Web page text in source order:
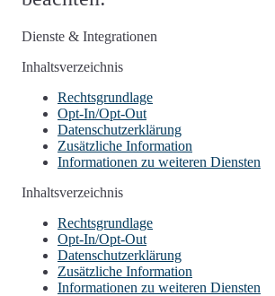
Dienste & Integrationen
Inhaltsverzeichnis
Rechtsgrundlage
Opt-In/Opt-Out
Datenschutzerklärung
Zusätzliche Information
Informationen zu weiteren Diensten
Inhaltsverzeichnis
Rechtsgrundlage
Opt-In/Opt-Out
Datenschutzerklärung
Zusätzliche Information
Informationen zu weiteren Diensten